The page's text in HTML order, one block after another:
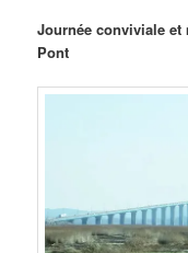
Journée conviviale
Pont